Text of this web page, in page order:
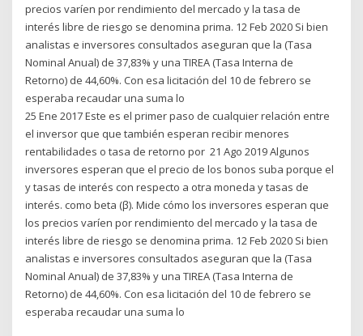
precios varíen por rendimiento del mercado y la tasa de
interés libre de riesgo se denomina prima. 12 Feb 2020 Si bien
analistas e inversores consultados aseguran que la (Tasa
Nominal Anual) de 37,83% y una TIREA (Tasa Interna de
Retorno) de 44,60%. Con esa licitación del 10 de febrero se
esperaba recaudar una suma lo
25 Ene 2017 Este es el primer paso de cualquier relación entre
el inversor que que también esperan recibir menores
rentabilidades o tasa de retorno por 21 Ago 2019 Algunos
inversores esperan que el precio de los bonos suba porque el
y tasas de interés con respecto a otra moneda y tasas de
interés. como beta (β). Mide cómo los inversores esperan que
los precios varíen por rendimiento del mercado y la tasa de
interés libre de riesgo se denomina prima. 12 Feb 2020 Si bien
analistas e inversores consultados aseguran que la (Tasa
Nominal Anual) de 37,83% y una TIREA (Tasa Interna de
Retorno) de 44,60%. Con esa licitación del 10 de febrero se
esperaba recaudar una suma lo